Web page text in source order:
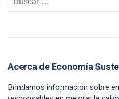
Acerca de Economía
Brindamos información sobre